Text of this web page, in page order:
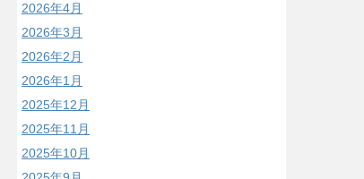
2026年4月
2026年3月
2026年2月
2026年1月
2025年12月
2025年11月
2025年10月